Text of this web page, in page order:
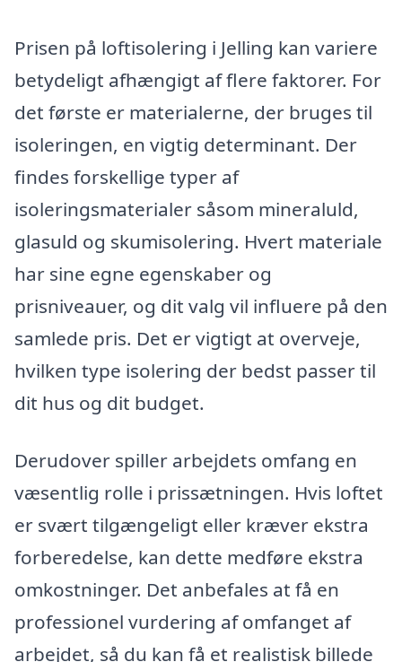
Prisen på loftisolering i Jelling kan variere
betydeligt afhængigt af flere faktorer. For
det første er materialerne, der bruges til
isoleringen, en vigtig determinant. Der
findes forskellige typer af
isoleringsmaterialer såsom mineraluld,
glasuld og skumisolering. Hvert materiale
har sine egne egenskaber og
prisniveauer, og dit valg vil influere på den
samlede pris. Det er vigtigt at overveje,
hvilken type isolering der bedst passer til
dit hus og dit budget.
Derudover spiller arbejdets omfang en
væsentlig rolle i prissætningen. Hvis loftet
er svært tilgængeligt eller kræver ekstra
forberedelse, kan dette medføre ekstra
omkostninger. Det anbefales at få en
professionel vurdering af omfanget af
arbejdet, så du kan få et realistisk billede